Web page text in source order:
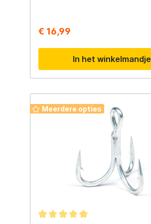
€ 16,99
In het winkelmandje
Meerdere opties